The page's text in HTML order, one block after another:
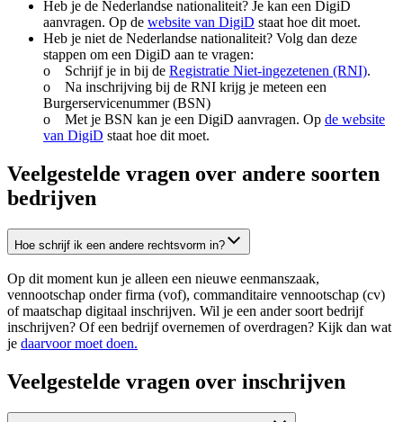
Heb je de Nederlandse nationaliteit? Je kan een DigiD
aanvragen. Op de website van DigiD staat hoe dit moet.
Heb je niet de Nederlandse nationaliteit? Volg dan deze
stappen om een DigiD aan te vragen:
o Schrijf je in bij de Registratie Niet-ingezetenen (RNI).
o Na inschrijving bij de RNI krijg je meteen een
Burgerservicenummer (BSN)
o Met je BSN kan je een DigiD aanvragen. Op de website
van DigiD staat hoe dit moet.
Veelgestelde vragen over andere soorten
bedrijven
Hoe schrijf ik een andere rechtsvorm in?
Op dit moment kun je alleen een nieuwe eenmanszaak,
vennootschap onder firma (vof), commanditaire vennootschap (cv)
of maatschap digitaal inschrijven. Wil je een ander soort bedrijf
inschrijven? Of een bedrijf overnemen of overdragen? Kijk dan wat
je daarvoor moet doen.
Veelgestelde vragen over inschrijven